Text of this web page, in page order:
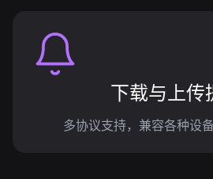
下载与上传
多协议支持，兼容各种设